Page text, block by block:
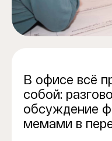
В офисе всё
собой:
обсуждение
мемами в